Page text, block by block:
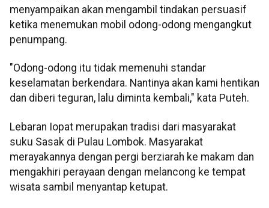
menyampaikan akan mengambil tindakan persuasif
ketika menemukan mobil odong-odong mengangkut
penumpang.
"Odong-odong itu tidak memenuhi standar
keselamatan berkendara. Nantinya akan kami hentikan
dan diberi teguran, lalu diminta kembali," kata Puteh.
Lebaran Iopat merupakan tradisi dari masyarakat
suku Sasak di Pulau Lombok. Masyarakat
merayakannya dengan pergi berziarah ke makam dan
mengakhiri perayaan dengan melancong ke tempat
wisata sambil menyantap ketupat.